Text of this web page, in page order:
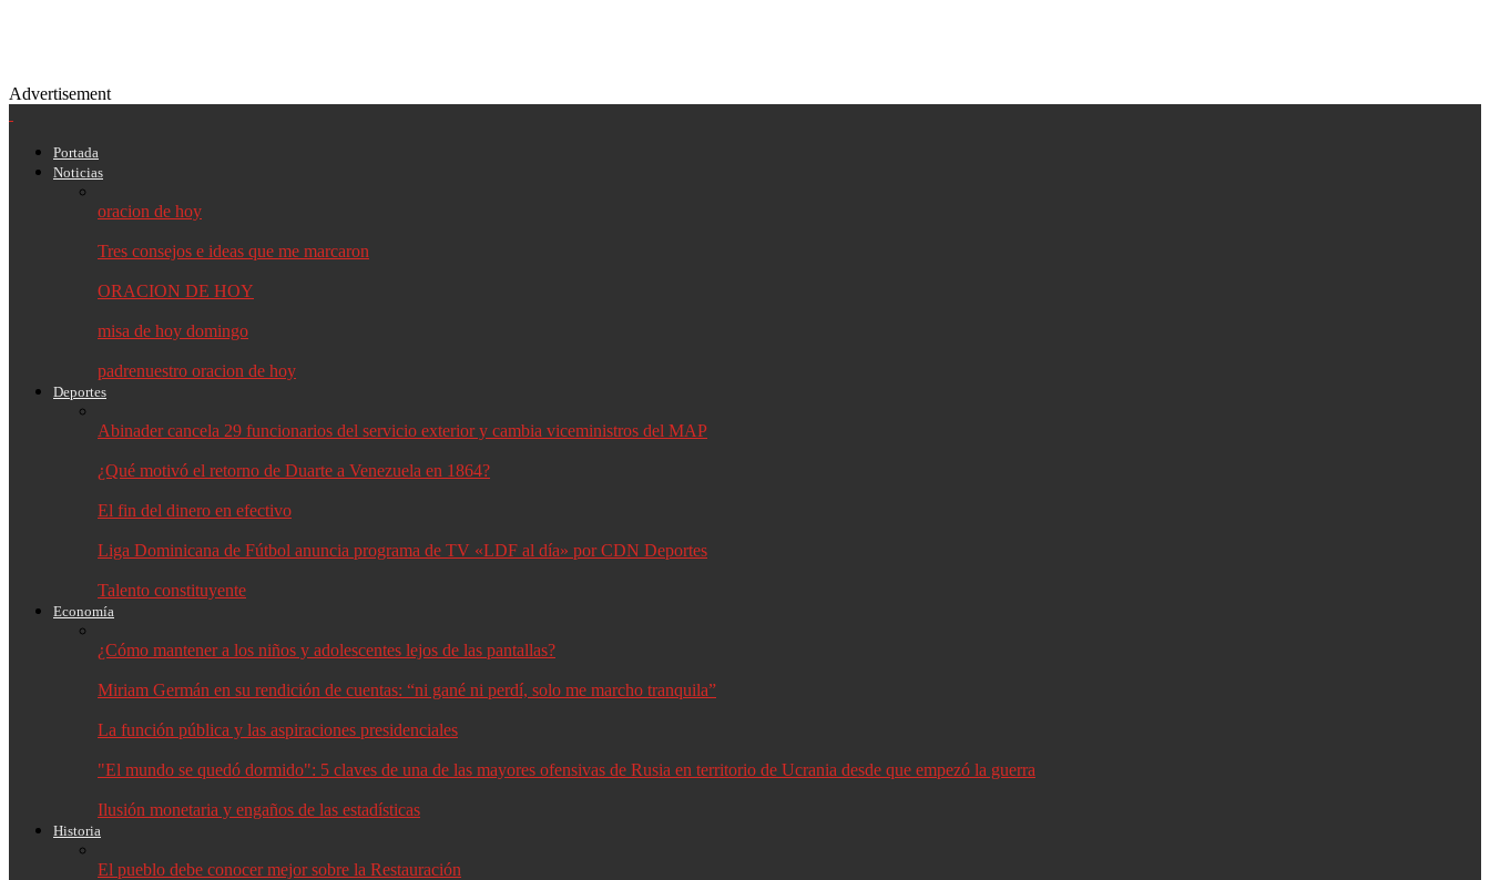
Advertisement
Portada
Noticias
oracion de hoy
Tres consejos e ideas que me marcaron
ORACION DE HOY
misa de hoy domingo
padrenuestro oracion de hoy
Deportes
Abinader cancela 29 funcionarios del servicio exterior y cambia viceministros del MAP
¿Qué motivó el retorno de Duarte a Venezuela en 1864?
El fin del dinero en efectivo
Liga Dominicana de Fútbol anuncia programa de TV «LDF al día» por CDN Deportes
Talento constituyente
Economía
¿Cómo mantener a los niños y adolescentes lejos de las pantallas?
Miriam Germán en su rendición de cuentas: “ni gané ni perdí, solo me marcho tranquila”
La función pública y las aspiraciones presidenciales
"El mundo se quedó dormido": 5 claves de una de las mayores ofensivas de Rusia en territorio de Ucrania desde que empezó la guerra
Ilusión monetaria y engaños de las estadísticas
Historia
El pueblo debe conocer mejor sobre la Restauración